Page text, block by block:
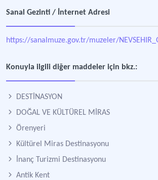
Sanal Gezinti / İnternet Adresi
https://sanalmuze.gov.tr/muzeler/
Konuyla ilgili diğer maddeler için bkz.:
DESTİNASYON
DOĞAL VE KÜLTÜREL MİRAS
Örenyeri
Kültürel Miras Destinasyonu
İnanç Turizmi Destinasyonu
Antik Kent